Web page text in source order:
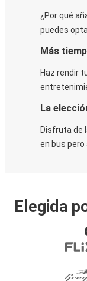
¿Por qué
puedes
Más
Haz rendir
La
Disfruta de
en bus pero
Elegida